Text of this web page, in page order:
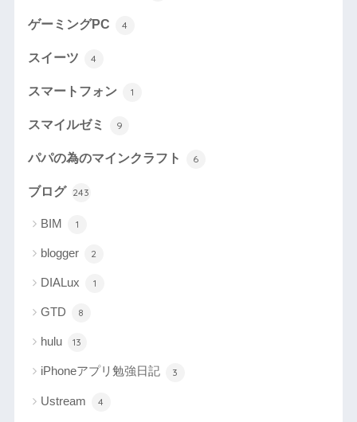
ゲーミングPC 4
スイーツ 4
スマートフォン 1
スマイルゼミ 9
パパの為のマインクラフト 6
ブログ 243
BIM 1
blogger 2
DIALux 1
GTD 8
hulu 13
iPhoneアプリ勉強日記 3
Ustream 4